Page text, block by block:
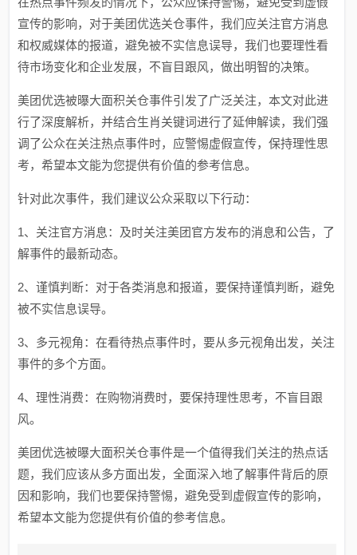
宣传的影响，对于美团优选关仓事件，我们应关注官方消息
和权威媒体的报道，避免被不实信息误导，我们也要理性看
待市场变化和企业发展，不盲目跟风，做出明智的决策。
美团优选被曝大面积关仓事件引发了广泛关注，本文对此进
行了深度解析，并结合生肖关键词进行了延伸解读，我们强
调了公众在关注热点事件时，应警惕虚假宣传，保持理性思
考，希望本文能为您提供有价值的参考信息。
针对此次事件，我们建议公众采取以下行动：
1、关注官方消息：及时关注美团官方发布的消息和公告，了
解事件的最新动态。
2、谨慎判断：对于各类消息和报道，要保持谨慎判断，避免
被不实信息误导。
3、多元视角：在看待热点事件时，要从多元视角出发，关注
事件的多个方面。
4、理性消费：在购物消费时，要保持理性思考，不盲目跟
风。
美团优选被曝大面积关仓事件是一个值得我们关注的热点话
题，我们应该从多方面出发，全面深入地了解事件背后的原
因和影响，我们也要保持警惕，避免受到虚假宣传的影响，
希望本文能为您提供有价值的参考信息。